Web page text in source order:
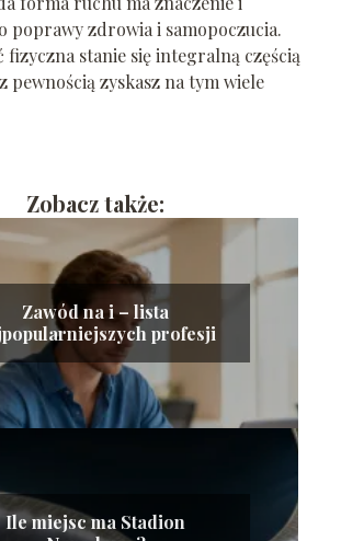
poprawy zdrowia i samopoczucia.
fizyczna stanie się integralną częścią
pewnością zyskasz na tym wiele
Zobacz także:
Zawód na i – lista
profesji
Ile miejsc ma Stadion